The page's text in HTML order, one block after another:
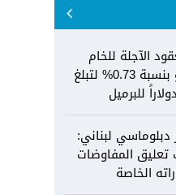
الآجلة للخام
الأميركي 55 سنتاً أو بنسبة 0.73% لتبلغ
لبناني:
تعليق المفاوضات
الخاصة